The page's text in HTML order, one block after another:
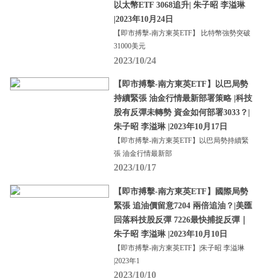
以太幣ETF 3068追升| 朱子昭 李溢琳
|2023年10月24日
【即市搏擊-南方東英ETF】 比特幣強勢突破
31000美元
2023/10/24
【即市搏擊-南方東英ETF】以巴局勢
持續緊張 油金行情最新部署策略 |科技
股有反彈未轉勢 資金如何部署3033？|
朱子昭 李溢琳 |2023年10月17日
【即市搏擊-南方東英ETF】以巴局勢持續緊
張 油金行情最新部
2023/10/17
【即市搏擊-南方東英ETF】國際局勢
緊張 追油價留意7204 兩倍追油？|美匯
回落科技股反彈 7226最快捕捉反彈｜
朱子昭 李溢琳 |2023年10月10日
【即市搏擊-南方東英ETF】|朱子昭 李溢琳
|2023年1
2023/10/10